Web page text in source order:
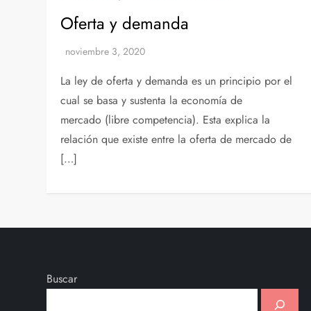
Oferta y demanda
La ley de oferta y demanda es un principio por el
cual se basa y sustenta la economía de
mercado (libre competencia). Esta explica la
relación que existe entre la oferta de mercado de
[…]
Buscar